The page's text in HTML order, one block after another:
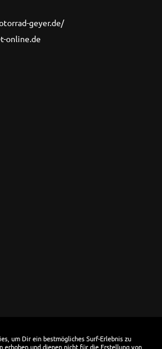
geyer.de/
online.de
um Dir ein bestmögliches Surf-Erlebnis zu
erhoben und dienen nicht für die Erstellung von